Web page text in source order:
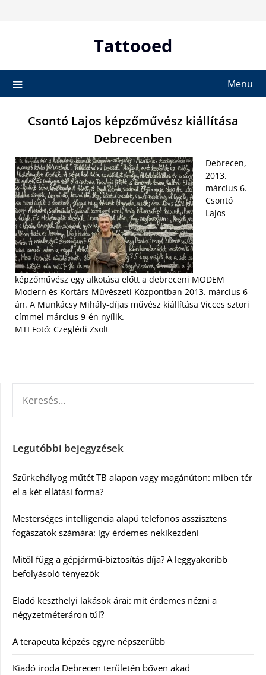
Tattooed
Menu
Csontó Lajos képzőművész kiállítása
Debrecenben
Debrecen,
2013.
március 6.
Csontó
Lajos
képzőművész egy alkotása előtt a debreceni MODEM
Modern és Kortárs Művészeti Központban 2013. március 6-
án. A Munkácsy Mihály-díjas művész kiállítása Vicces sztori
címmel március 9-én nyílik.
MTI Fotó: Czeglédi Zsolt
Legutóbbi bejegyzések
Szürkehályog műtét TB alapon vagy magánúton: miben tér
el a két ellátási forma?
Mesterséges intelligencia alapú telefonos asszisztens
fogászatok számára: így érdemes nekikezdeni
Mitől függ a gépjármű-biztosítás díja? A leggyakoribb
befolyásoló tényezők
Eladó keszthelyi lakások árai: mit érdemes nézni a
négyzetméteráron túl?
A terapeuta képzés egyre népszerűbb
Kiadó iroda Debrecen területén bőven akad